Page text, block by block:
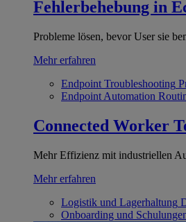
Fehlerbehebung in
Probleme lösen, bevor User sie
Mehr erfahren
Endpoint Troubleshooting
Endpoint Automation
Connected Worker
Mehr Effizienz mit industriellen
Mehr erfahren
Logistik und Lagerhaltung
Onboarding und